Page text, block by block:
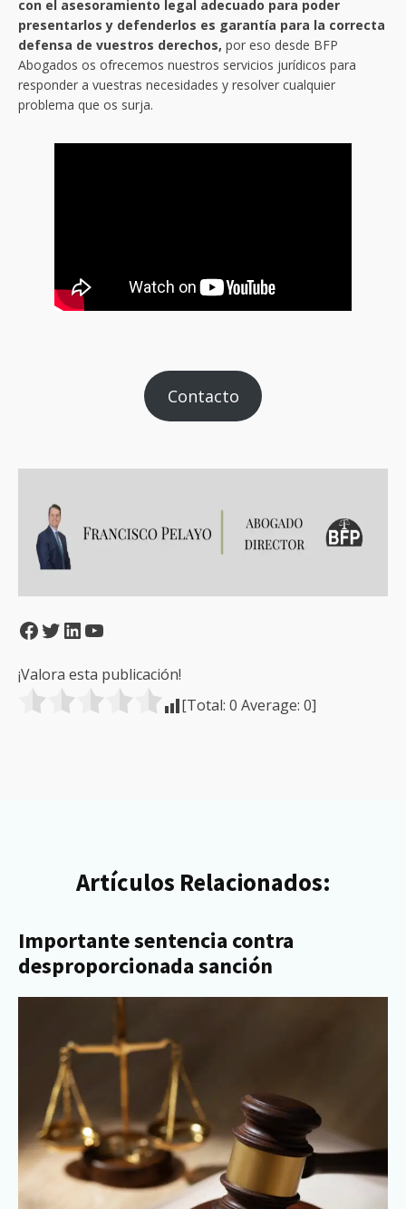
con el asesoramiento legal adecuado para poder
presentarlos y defenderlos es garantía para la correcta
defensa de vuestros derechos, por eso desde BFP
Abogados os ofrecemos nuestros servicios jurídicos para
responder a vuestras necesidades y resolver cualquier
problema que os surja.
Contacto
Facebook
Twitter
LinkedIn
YouTube
¡Valora esta publicación!
[Total: 0 Average: 0]
Artículos Relacionados:
Importante sentencia contra
desproporcionada sanción